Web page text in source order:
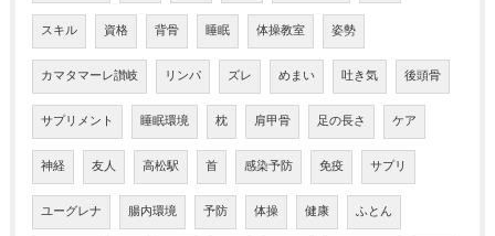
スキル 資格 背骨 睡眠 体操教室 姿勢
カマタマーレ讃岐 リンパ ズレ めまい 吐き気 後頭骨
サプリメント 睡眠環境 枕 肩甲骨 足の長さ ケア
神経 友人 高松駅 首 感染予防 免疫 サプリ
ユーグレナ 腸内環境 予防 体操 健康 ふとん